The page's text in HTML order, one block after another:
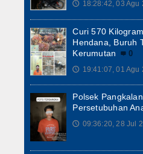
🕔 18:28:42, 03 Agu
Curi 570
Hendana, Buruh
Kerumutan
0
🕔 19:41:07, 01 Agu
Polsek
Persetubuhan
🕔 09:36:20, 28 Jul